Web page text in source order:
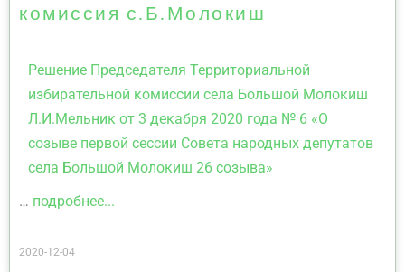
комиссия с.Б.Молокиш
Решение Председателя Территориальной
избирательной комиссии села Большой Молокиш
Л.И.Мельник от 3 декабря 2020 года № 6 «О
созыве первой сессии Совета народных депутатов
села Большой Молокиш 26 созыва»
… подробнее...
2020-12-04